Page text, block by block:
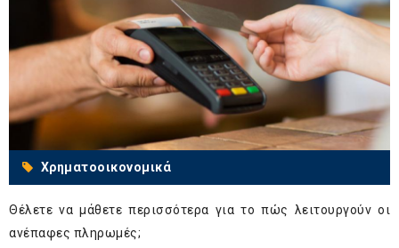
Χρηματοοικονομικά
Θέλετε να μάθετε περισσότερα για το πώς λειτουργούν οι
ανέπαφες πληρωμές;